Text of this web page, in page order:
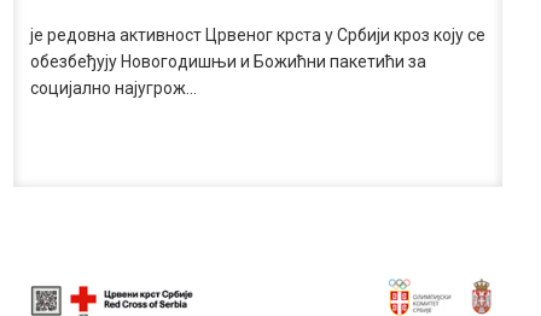
је редовна активност Црвеног крста у Србији кроз коју се
обезбеђују Новогодишњи и Божићни пакетићи за
социјално најугрож…